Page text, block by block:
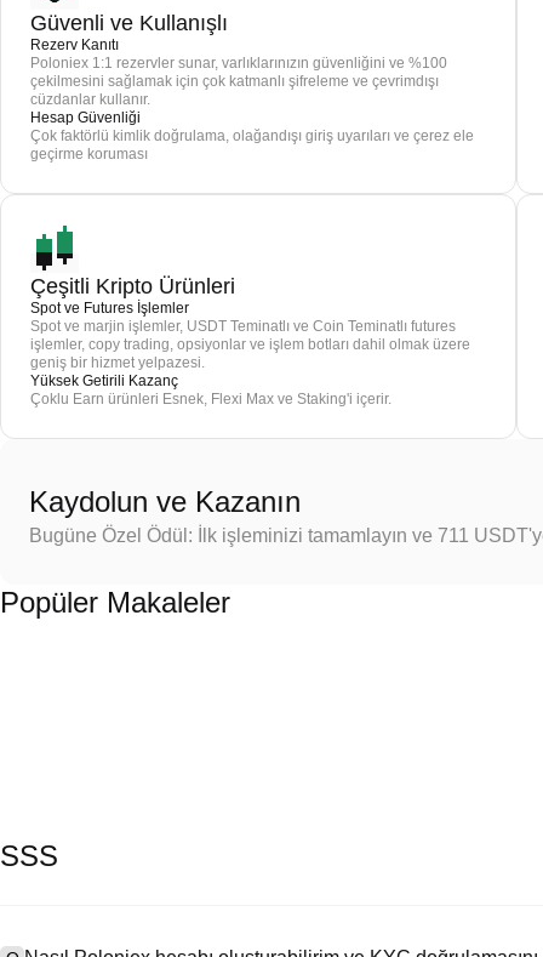
Güvenli ve Kullanışlı
Rezerv Kanıtı
Poloniex 1:1 rezervler sunar, varlıklarınızın güvenliğini ve %100
çekilmesini sağlamak için çok katmanlı şifreleme ve çevrimdışı
cüzdanlar kullanır.
Hesap Güvenliği
Çok faktörlü kimlik doğrulama, olağandışı giriş uyarıları ve çerez ele
geçirme koruması
Çeşitli Kripto Ürünleri
Spot ve Futures İşlemler
Spot ve marjin işlemler, USDT Teminatlı ve Coin Teminatlı futures
işlemler, copy trading, opsiyonlar ve işlem botları dahil olmak üzere
geniş bir hizmet yelpazesi.
Yüksek Getirili Kazanç
Çoklu Earn ürünleri Esnek, Flexi Max ve Staking'i içerir.
Kaydolun ve Kazanın
Bugüne Özel Ödül: İlk işleminizi tamamlayın ve 711
Popüler Makaleler
SSS